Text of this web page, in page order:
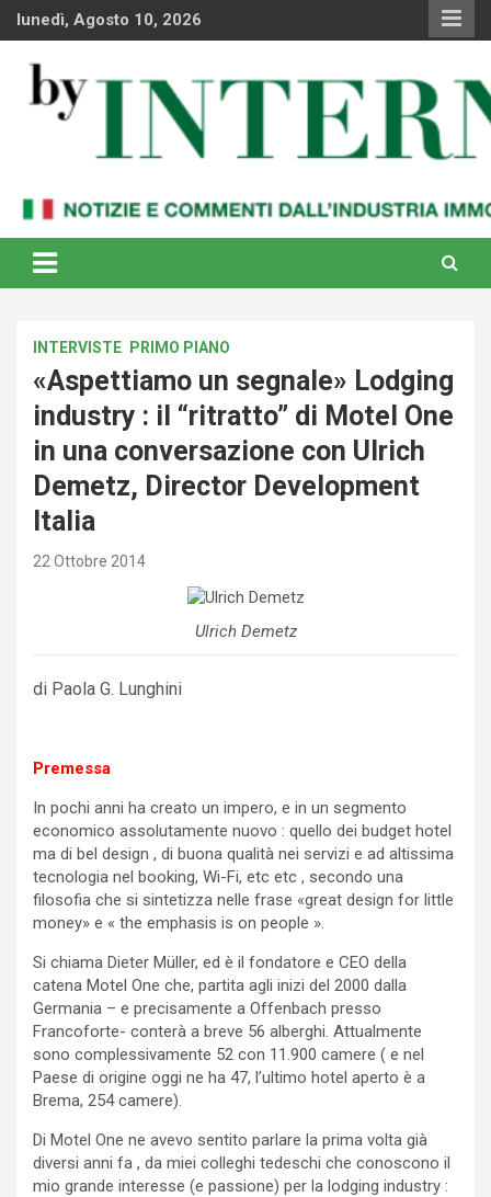
Skiplunedì, Agosto 10, 2026
By Internews
internazionale
INTERVISTE PRIMO PIANO
«Aspettiamo un segnale» Lodging
industry : il “ritratto” di Motel One
in una conversazione con Ulrich
Demetz, Director Development
Italia
22 Ottobre 2014
Ulrich Demetz
di Paola G. Lunghini
Premessa
In pochi anni ha creato un impero, e in un segmento
economico assolutamente nuovo : quello dei budget hotel
ma di bel design , di buona qualità nei servizi e ad altissima
tecnologia nel booking, Wi-Fi, etc etc , secondo una
filosofia che si sintetizza nelle frase «great design for little
money» e « the emphasis is on people ».
Si chiama Dieter Müller, ed è il fondatore e CEO della
catena Motel One che, partita agli inizi del 2000 dalla
Germania – e precisamente a Offenbach presso
Francoforte- conterà a breve 56 alberghi. Attualmente
sono complessivamente 52 con 11.900 camere ( e nel
Paese di origine oggi ne ha 47, l’ultimo hotel aperto è a
Brema, 254 camere).
Di Motel One ne avevo sentito parlare la prima volta già
diversi anni fa , da miei colleghi tedeschi che conoscono il
mio grande interesse (e passione) per la lodging industry :